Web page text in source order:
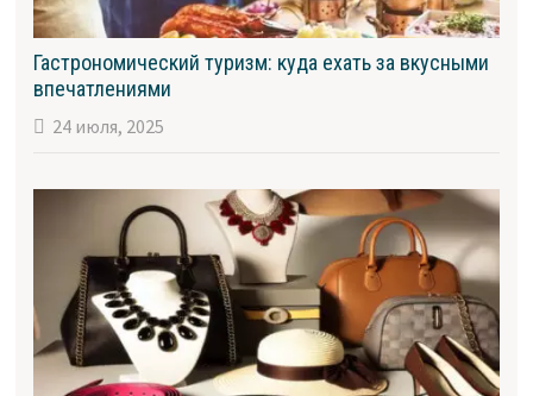
Гастрономический туризм: куда ехать за вкусными
впечатлениями
24 июля, 2025